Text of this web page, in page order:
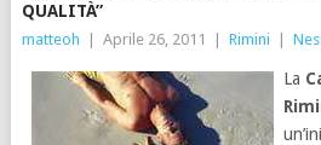
QUALITÀ”
matteoh Aprile 26, 2011 Rimini
La